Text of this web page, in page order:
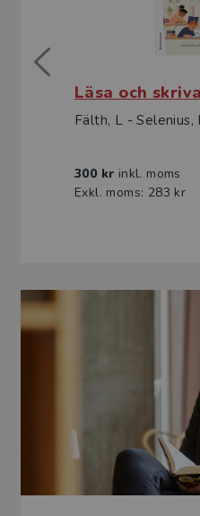
Läsa och skriva
Fälth, L - Selenius,
300 kr inkl. moms
Exkl. moms: 283 kr